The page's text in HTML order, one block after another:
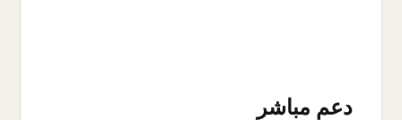
دعم مباشر